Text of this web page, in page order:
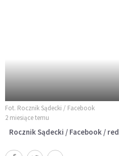
Fot. Rocznik Sądecki / Facebook
2 miesiące temu
Rocznik Sądecki / Facebook / red